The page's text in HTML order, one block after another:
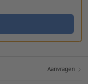
Aanvragen